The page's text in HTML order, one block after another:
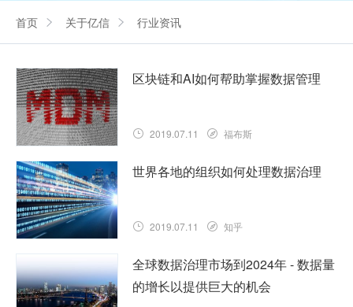
关于亿信
400-0011-866
首页 关于亿信 行业资讯
区块链和AI如何帮助掌握数据管理
2019.07.11 福布斯
主数据很容易成为企业拥有的最重要的资
产之一。随着数字化的不断发展和第四次
管理的重要性才会增长。在我们……
世界各地的组织如何处理数据治理
2019.07.11 知乎
在2019年G20大阪峰会召开的同时，我很
幸运能够在整个六月的整个月里在东京办
公室工作。这是一个有趣的事件，引起我
全球数据治理市场到2024年 - 数据量
的增长以提供巨大的机会